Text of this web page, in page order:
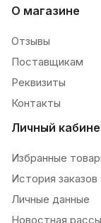
О магазине
Отзывы
Поставщикам
Реквизиты
Контакты
Личный
Избранные
История заказов
Личные данные
Новостная